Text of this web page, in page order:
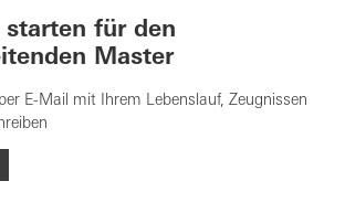
starten für den
Master
E-Mail mit Ihrem Lebenslauf, Zeugnissen